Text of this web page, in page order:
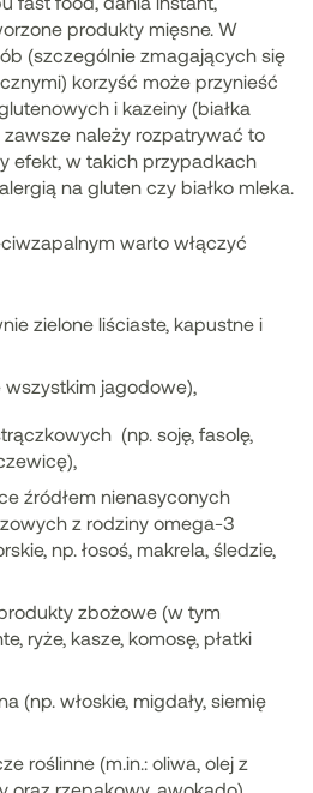
produkty mięsne. W
(szczególnie zmagających się
korzyść może przynieść
i kazeiny (białka
zawsze należy rozpatrywać to
efekt, w takich przypadkach
na gluten czy białko mleka.
warto włączyć
zielone liściaste, kapustne i
jagodowe),
(np. soję, fasolę,
źródłem nienasyconych
z rodziny omega-3
np. łosoś, makrela, śledzie,
zbożowe (w tym
ryże, kasze, komosę, płatki
(np. włoskie, migdały, siemię
roślinne (m.in.: oliwa, olej z